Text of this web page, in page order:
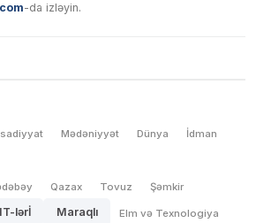
-da izləyin.
Mədəniyyət Dünya İdman
Qazax Tovuz Şəmkir
lərİ Maraqlı Elm və Texnologiya